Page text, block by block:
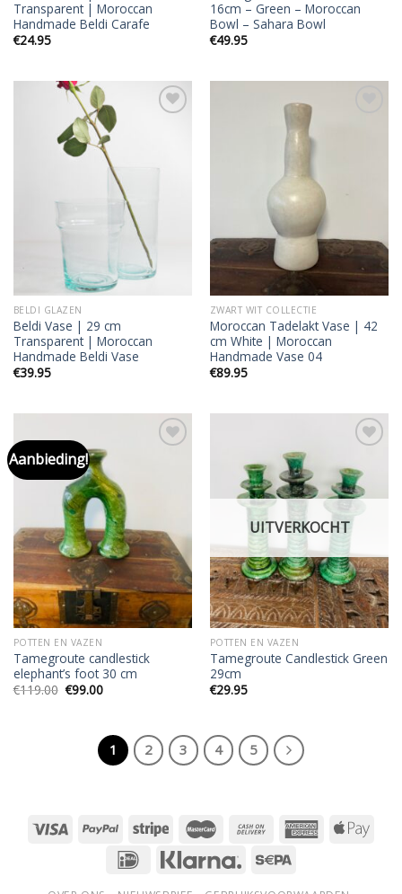
Transparent | Moroccan
Handmade Beldi Carafe
€24.95
16cm – Green – Moroccan
Bowl – Sahara Bowl
€49.95
wishlist
BELDI GLAZEN
Beldi Vase | 29 cm
Transparent | Moroccan
Handmade Beldi Vase
€39.95
ZWART WIT COLLECTIE
Moroccan Tadelakt Vase | 42
cm White | Moroccan
Handmade Vase 04
€89.95
Aanbieding!
POTTEN EN VAZEN
Tamegroute candlestick
elephant’s foot 30 cm
€119.00 Oorspronkelijke
€99.00Huidige
Add to
wishlist
UITVERKOCHT
POTTEN EN VAZEN
Tamegroute Candlestick Green
29cm
€29.95
1 2 3 4 5